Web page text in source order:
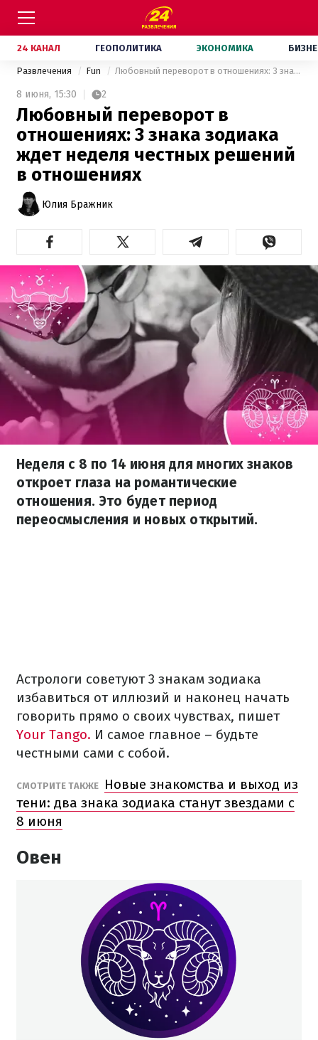
24 КАНАЛ ГЕОПОЛИТИКА ЭКОНОМИКА
Развлечения Fun Любовный переворот в отношениях: 3 знака зодиака ждет неделя честных решений в отношениях
8 июня, 15:30 2
Любовный переворот в
отношениях: 3 знака зодиака
ждет неделя честных решений
в отношениях
Юлия Бражник
Неделя с 8 по 14 июня для многих знаков
откроет глаза на романтические
отношения. Это будет период
переосмысления и новых открытий.
Астрологи советуют 3 знакам зодиака
избавиться от иллюзий и наконец начать
говорить прямо о своих чувствах, пишет
Your Tango. И самое главное – будьте
честными сами с собой.
СМОТРИТЕ ТАКЖЕ
Новые знакомства и выход из
тени: два знака зодиака станут звездами с
8 июня
Овен